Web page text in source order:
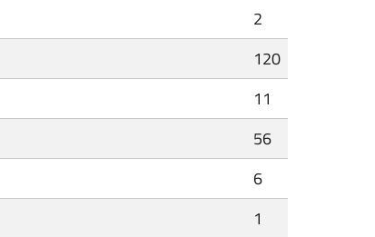
2
120
11
56
6
1